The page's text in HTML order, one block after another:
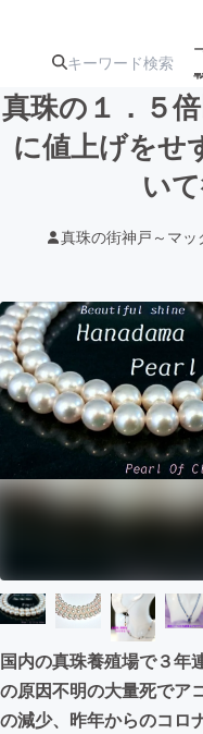
注目のリ 注目の
テクノロジ
映像・映画
ビジネス・
まちづくり・
CAMPFIRE for
CAMPFIREふる
真珠の１．５
に値上げをせ
い
真珠の街神戸～マ
国内の真珠養殖場で３年
の原因不明の大量死でア
の減少、昨年からのコロ